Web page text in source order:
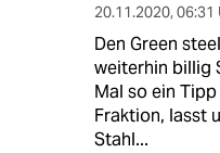
20.11.2020, 06:31
Den Green
weiterhin billig
Mal so ein
Fraktion, lasst
Stahl...